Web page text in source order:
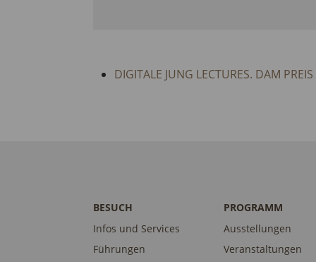
DIGITALE JUNG LECTURES. DAM
BESUCH
Infos und Services
Führungen
PROGRAMM
Ausstellungen
Veranstaltungen